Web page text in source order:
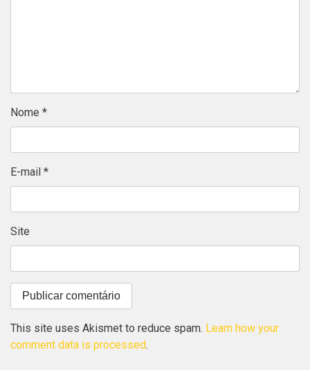
Nome *
E-mail *
Site
This site uses Akismet to reduce spam. Learn how your
comment data is processed.